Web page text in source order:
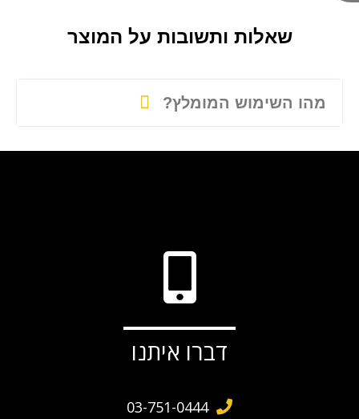
שאלות ותשובות על המוצר
מהו השימוש המומלץ?
דברו איתנו
03-751-0444